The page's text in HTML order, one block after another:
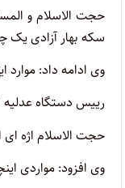
سکه بهار آزادی یک
وی ادامه داد:
رییس دستگاه عدلیه
حجت الاسلام اژه ای
وی افزود: مواردی